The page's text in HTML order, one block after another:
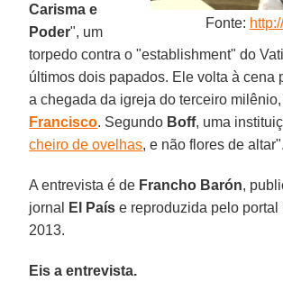
Fonte:
Carisma e
Poder", um
torpedo contra o "establishment" do
últimos dois papados. Ele volta à cena
a chegada da igreja do terceiro
Francisco. Segundo Boff, uma
cheiro de ovelhas, e não flores de altar".
A entrevista é de Francho Barón,
jornal
El País e reproduzida pelo portal
2013.
Eis a entrevista.